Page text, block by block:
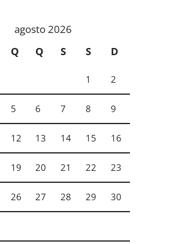
agosto 2026
Q Q S S D
1 2
5 6 7 8 9
12 13 14 15 16
19 20 21 22 23
26 27 28 29 30